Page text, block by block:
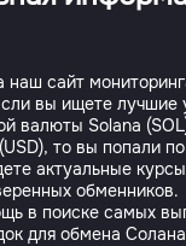
наш сайт
вы ищете лучшие
валюты Solana
то вы попали
актуальные
обменников.
в поиске самых
для обмена